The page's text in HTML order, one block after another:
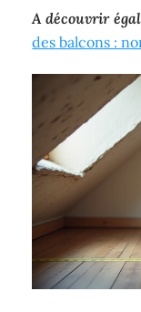
A découvrir
des balcons :